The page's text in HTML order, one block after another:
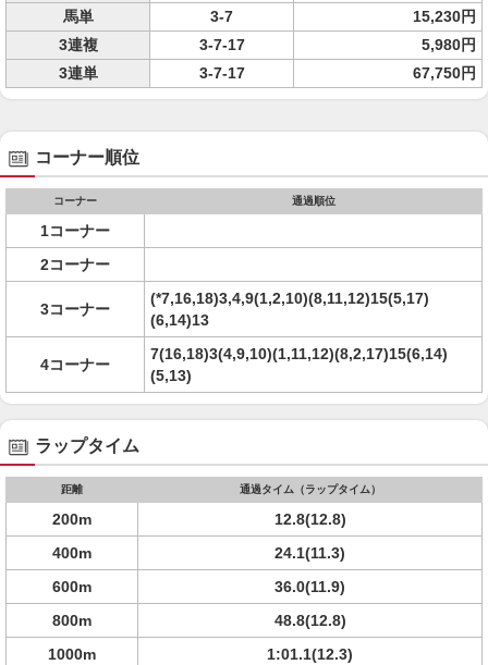
馬単
3-7
15,230円
3連複
3-7-17
5,980円
3連単
3-7-17 67,750円
コーナー順位
コーナー 通過順位
1コーナー
2コーナー
3コーナー
(*7,16,18)3,4,9(1,2,10)(8,11,12)15(5,17)
(6,14)13
4コーナー
7(16,18)3(4,9,10)(1,11,12)(8,2,17)15(6,14)
(5,13)
ラップタイム
距離 通過タイム（ラップタイム）
200m
12.8(12.8)
400m
24.1(11.3)
600m
36.0(11.9)
800m
48.8(12.8)
1000m
1:01.1(12.3)